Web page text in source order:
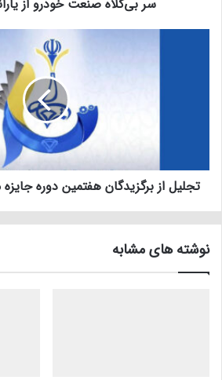
سر بی‌کلاه صنعت خودرو از یارانه ۵۰۰
تجلیل از برگزیدگان هفتمین دوره
نوشته های مشابه